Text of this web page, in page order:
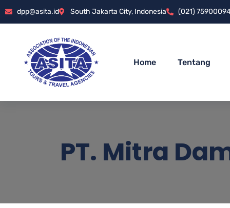
dpp@asita.id South Jakarta City, Indonesia (021)
Home Tentang
PT. Mitra